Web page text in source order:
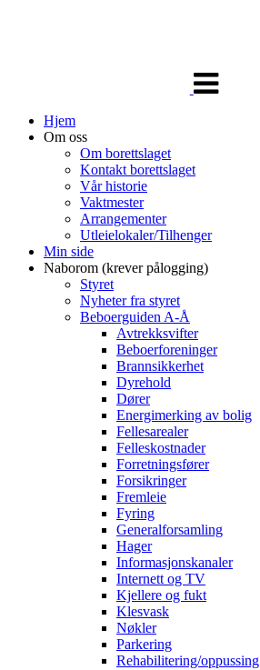
navigasjon
Hjem
Om oss
Om borettslaget
Kontakt borettslaget
Vår historie
Vaktmester
Arrangementer
Utleielokaler/Tilhenger
Min side
Naborom (krever pålogging)
Styret
Nyheter fra styret
Beboerguiden A-Å
Avtrekksvifter
Beboerforeninger
Brannsikkerhet
Dyrehold
Dører
Energimerking av bolig
Fellesarealer
Felleskostnader
Forretningsfører
Forsikringer
Fremleie
Fyring
Generalforsamling
Hager
Informasjonskanaler
Internett og TV
Kjellere og fukt
Klesvask
Nøkler
Parkering
Rehabilitering/oppussing